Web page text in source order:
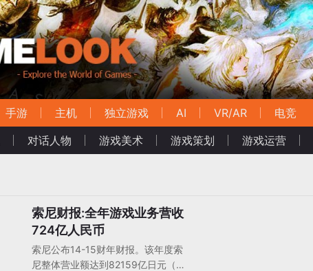
手游 主机 独立游戏 AI VR/AR
电竞
对话人物 游戏美术 游戏策划 游戏运营
索尼财报:全年游戏业务营收
724亿人民币
索尼公布14-15财年财报。该年度索
尼整体营业额达到82159亿日元（约